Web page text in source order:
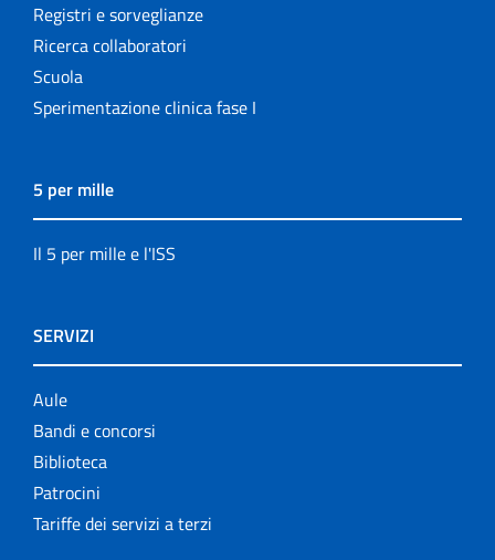
Registri e sorveglianze
Ricerca collaboratori
Scuola
Sperimentazione clinica fase I
5 per mille
Il 5 per mille e l'ISS
SERVIZI
Aule
Bandi e concorsi
Biblioteca
Patrocini
Tariffe dei servizi a terzi